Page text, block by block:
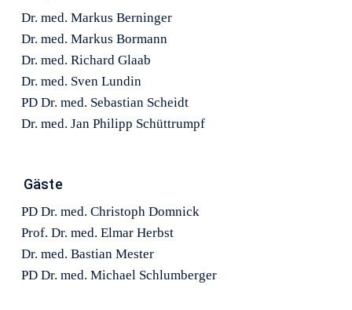
Dr. med. Markus Berninger
Dr. med. Markus Bormann
Dr. med. Richard Glaab
Dr. med. Sven Lundin
PD Dr. med. Sebastian Scheidt
Dr. med. Jan Philipp Schüttrumpf
Gäste
PD Dr. med. Christoph Domnick
Prof. Dr. med. Elmar Herbst
Dr. med. Bastian Mester
PD Dr. med. Michael Schlumberger